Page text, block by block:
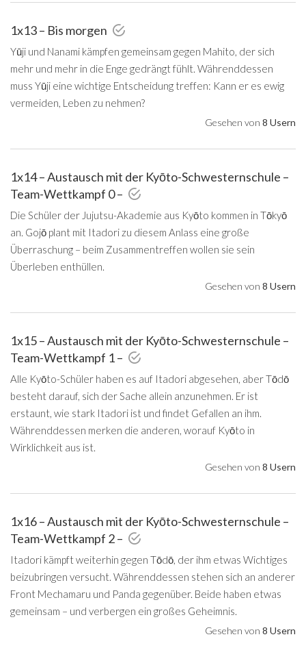
1x13 – Bis morgen
Yūji und Nanami kämpfen gemeinsam gegen Mahito, der sich
mehr und mehr in die Enge gedrängt fühlt. Währenddessen
muss Yūji eine wichtige Entscheidung treffen: Kann er es ewig
vermeiden, Leben zu nehmen?
Gesehen von 8 Usern
1x14 – Austausch mit der Kyōto-Schwesternschule –
Team-Wettkampf 0 –
Die Schüler der Jujutsu-Akademie aus Kyōto kommen in Tōkyō
an. Gojō plant mit Itadori zu diesem Anlass eine große
Überraschung – beim Zusammentreffen wollen sie sein
Überleben enthüllen.
Gesehen von 8 Usern
1x15 – Austausch mit der Kyōto-Schwesternschule –
Team-Wettkampf 1 –
Alle Kyōto-Schüler haben es auf Itadori abgesehen, aber Tōdō
besteht darauf, sich der Sache allein anzunehmen. Er ist
erstaunt, wie stark Itadori ist und findet Gefallen an ihm.
Währenddessen merken die anderen, worauf Kyōto in
Wirklichkeit aus ist.
Gesehen von 8 Usern
1x16 – Austausch mit der Kyōto-Schwesternschule –
Team-Wettkampf 2 –
Itadori kämpft weiterhin gegen Tōdō, der ihm etwas Wichtiges
beizubringen versucht. Währenddessen stehen sich an anderer
Front Mechamaru und Panda gegenüber. Beide haben etwas
gemeinsam – und verbergen ein großes Geheimnis.
Gesehen von 8 Usern